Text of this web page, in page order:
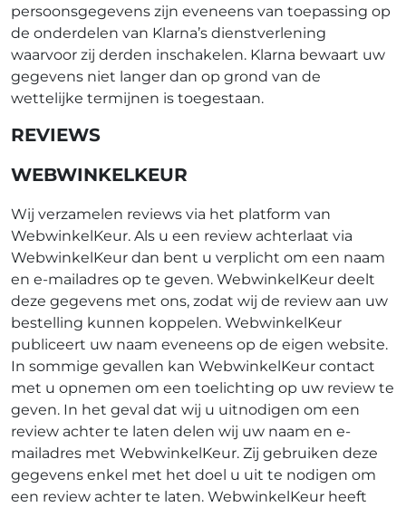
persoonsgegevens zijn eveneens van toepassing op
de onderdelen van Klarna’s dienstverlening
waarvoor zij derden inschakelen. Klarna bewaart uw
gegevens niet langer dan op grond van de
wettelijke termijnen is toegestaan.
REVIEWS
WEBWINKELKEUR
Wij verzamelen reviews via het platform van
WebwinkelKeur. Als u een review achterlaat via
WebwinkelKeur dan bent u verplicht om een naam
en e-mailadres op te geven. WebwinkelKeur deelt
deze gegevens met ons, zodat wij de review aan uw
bestelling kunnen koppelen. WebwinkelKeur
publiceert uw naam eveneens op de eigen website.
In sommige gevallen kan WebwinkelKeur contact
met u opnemen om een toelichting op uw review te
geven. In het geval dat wij u uitnodigen om een
review achter te laten delen wij uw naam en e-
mailadres met WebwinkelKeur. Zij gebruiken deze
gegevens enkel met het doel u uit te nodigen om
een review achter te laten. WebwinkelKeur heeft